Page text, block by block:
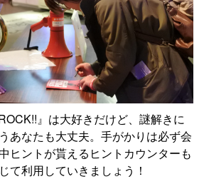
』は大好きだけど、謎解きに
あなたも大丈夫。手がかりは必ず会
ヒントが貰えるヒントカウンターも
て利用していきましょう！